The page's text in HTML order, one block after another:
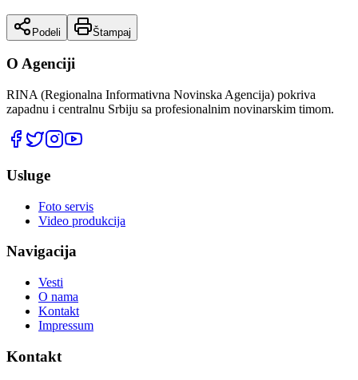
Podeli Štampaj
O Agenciji
RINA (Regionalna Informativna Novinska Agencija) pokriva
zapadnu i centralnu Srbiju sa profesionalnim novinarskim timom.
Usluge
Foto servis
Video produkcija
Navigacija
Vesti
O nama
Kontakt
Impressum
Kontakt